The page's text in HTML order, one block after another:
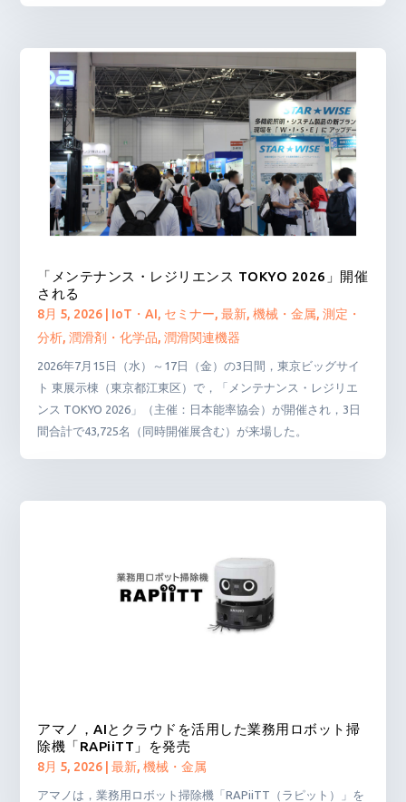
「メンテナンス・レジリエンス TOKYO 2026」開催
される
8月 5, 2026 IoT・AI, セミナー,最新,機械・金属,測定・
分析,潤滑剤・化学品,潤滑関連機器
2026年7月15日（水）～17日（金）の3日間，東京ビッグサイ
ト 東展示棟（東京都江東区）で，「メンテナンス・レジリエ
ンス TOKYO 2026」（主催：日本能率協会）が開催され，3日
間合計で43,725名（同時開催展含む）が来場した。
アマノ，AIとクラウドを活用した業務用ロボット掃
除機「RAPiiTT」を発売
8月 5, 2026 |最新,機械・金属
アマノは，業務用ロボット掃除機「RAPiiTT（ラピット）」を